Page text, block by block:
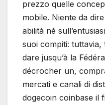
prezzo quelle
mobile. Niente da
abilità né
suoi compiti:
dare jusqu’à la
décrocher un,
mercati e canali di
dogecoin coinbase il